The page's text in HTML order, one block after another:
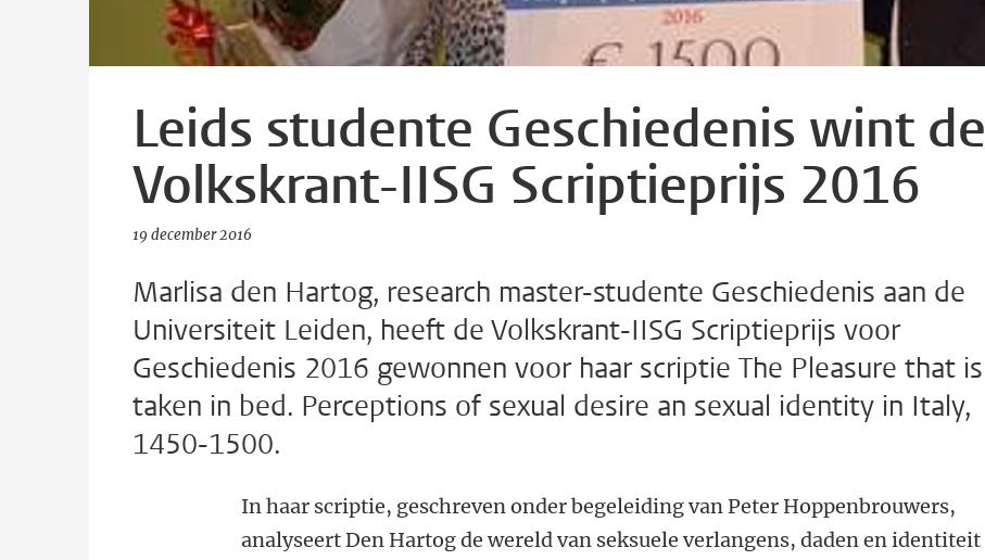
Leids studente Geschiedenis wint de
Volkskrant-IISG Scriptieprijs 2016
19 december 2016
Marlisa den Hartog, research master-studente Geschiedenis aan de
Universiteit Leiden, heeft de Volkskrant-IISG Scriptieprijs voor
Geschiedenis 2016 gewonnen voor haar scriptie The Pleasure that is
taken in bed. Perceptions of sexual desire an sexual identity in Italy,
1450-1500.
In haar scriptie, geschreven onder begeleiding van Peter Hoppenbrouwers,
analyseert Den Hartog de wereld van seksuele verlangens, daden en identiteit